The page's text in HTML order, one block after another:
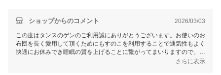
適だそうです。
にやってもらうのが良いかと思います。
ショップからのコメント 2026/03/03
この度はタンスのゲンのご利用誠にありがとうございます。お使いのお
布団を長く愛用して頂くためにもすのこを利用することで通気性もよく
快適にお休みでき睡眠の質を上げることに繋がってまいりますので、是
非末永くご愛用いただけますと幸いです。今後もお客様にご満足いただ
さらに表示